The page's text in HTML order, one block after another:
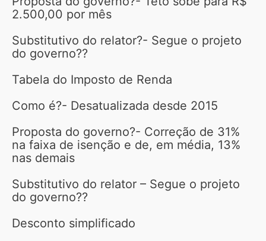
2.500,00 por mês
Substitutivo do relator?- Segue o projeto
do governo??
Tabela do Imposto de Renda
Como é?- Desatualizada desde 2015
Proposta do governo?- Correção de 31%
na faixa de isenção e de, em média, 13%
nas demais
Substitutivo do relator – Segue o projeto
do governo??
Desconto simplificado